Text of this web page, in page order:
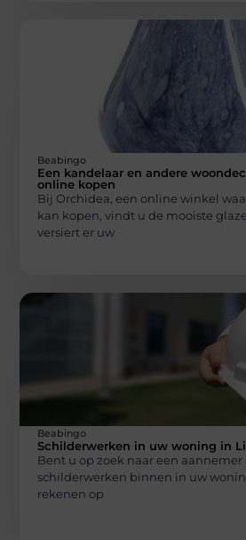
Beabingo
Een kandelaar en andere
online kopen
Bij Orchidea, een online winkel
kan kopen, vindt u de mooiste
versiert er uw
Beabingo
Schilderwerken in uw woning in
Bent u op zoek naar een aannemer
schilderwerken binnen in uw
rekenen op